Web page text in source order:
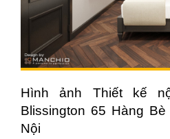
Hình ảnh Thiết kế
Blissington 65 Hàng
Nội